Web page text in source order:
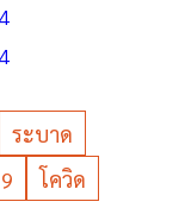
ระบาด
โควิด